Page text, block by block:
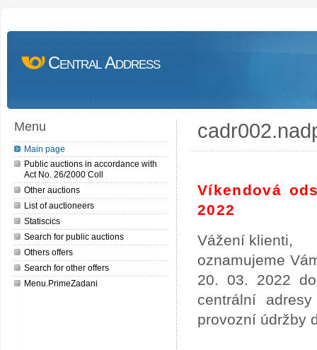
Central Address
Menu
Main page
Public auctions in accordance with
Act No. 26/2000 Coll
Other auctions
List of auctioneers
Statiscics
Search for public auctions
Others offers
Search for other offers
Menu.PrimeZadani
Víkendová
2022
Vážení klienti,
oznamujeme
20. 03. 2022
centrální
provozní údržby